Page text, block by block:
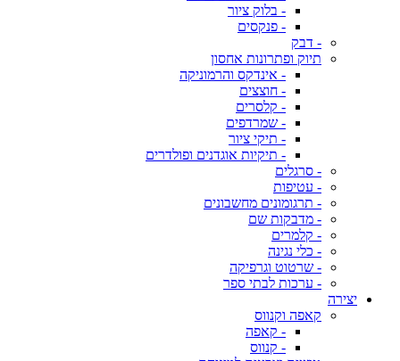
- בלוק ציור
- פנקסים
- דבק
תיוק ופתרונות אחסון
- אינדקס והרמוניקה
- חוצצים
- קלסרים
- שמרדפים
- תיקי ציור
- תיקיות אוגדנים ופולדרים
- סרגלים
- עטיפות
- תרגומונים מחשבונים
- מדבקות שם
- קלמרים
- כלי נגינה
- שרטוט וגרפיקה
- ערכות לבתי ספר
יצירה
קאפה וקנווס
- קאפה
- קנווס